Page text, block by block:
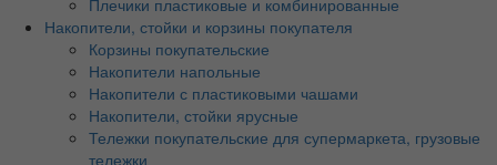
Накопители, стойки и корзины покупателя
Корзины покупательские
Накопители напольные
Накопители с пластиковыми чашами
Накопители, стойки ярусные
Тележки покупательские для супермаркета, грузовые
тележки